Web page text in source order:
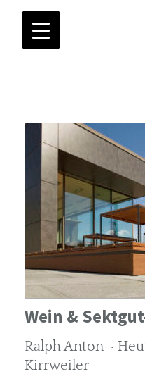
Wein &
Ralph Anton ·
Kirrweiler